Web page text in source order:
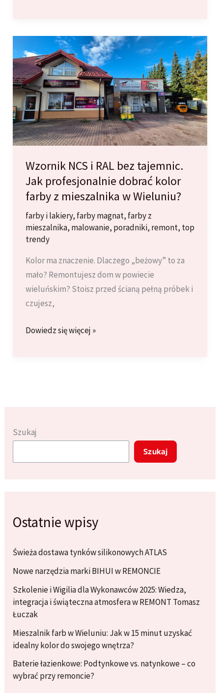
Wieluniu:
Jak
w
15
minut
uzyskać
idealny
kolor
do
swojego
wnętrza?
Wzornik NCS i RAL bez tajemnic.
Jak profesjonalnie dobrać kolor
farby z mieszalnika w Wieluniu?
farby i lakiery, farby magnat, farby z
mieszalnika, malowanie, poradniki, remont, top
trendy
Kolor ma znaczenie. Dlaczego „beżowy” to za
mało? Remontujesz dom w powiecie
wieluńskim? Stoisz przed ścianą pełną próbek i
czujesz,
Wzornik
profesjonalnie
dobrać
w
Wieluniu?
Dowiedz się więcej »
Szukaj
Szukaj
Ostatnie wpisy
Świeża dostawa tynków silikonowych ATLAS
Nowe narzędzia marki BIHUI w REMONCIE
Szkolenie i Wigilia dla Wykonawców 2025: Wiedza,
integracja i świąteczna atmosfera w REMONT Tomasz
Łuczak
Mieszalnik farb w Wieluniu: Jak w 15 minut uzyskać
idealny kolor do swojego wnętrza?
Baterie łazienkowe: Podtynkowe vs. natynkowe – co
wybrać przy remoncie?